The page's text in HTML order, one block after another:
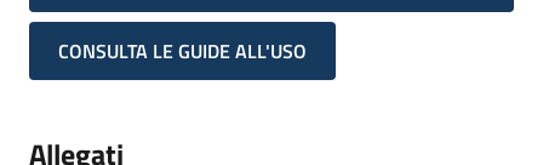
CONSULTA LE GUIDE ALL'USO
Allegati